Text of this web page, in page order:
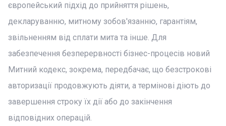
європейський підхід до прийняття рішень,
декларуванню, митному зобов'язанню, гарантіям,
звільненням від сплати мита та інше. Для
забезпечення безперервності бізнес-процесів новий
Митний кодекс, зокрема, передбачає, що безстрокові
авторизації продовжують діяти, а термінові діють до
завершення строку їх дії або до закінчення
відповідних операцій.